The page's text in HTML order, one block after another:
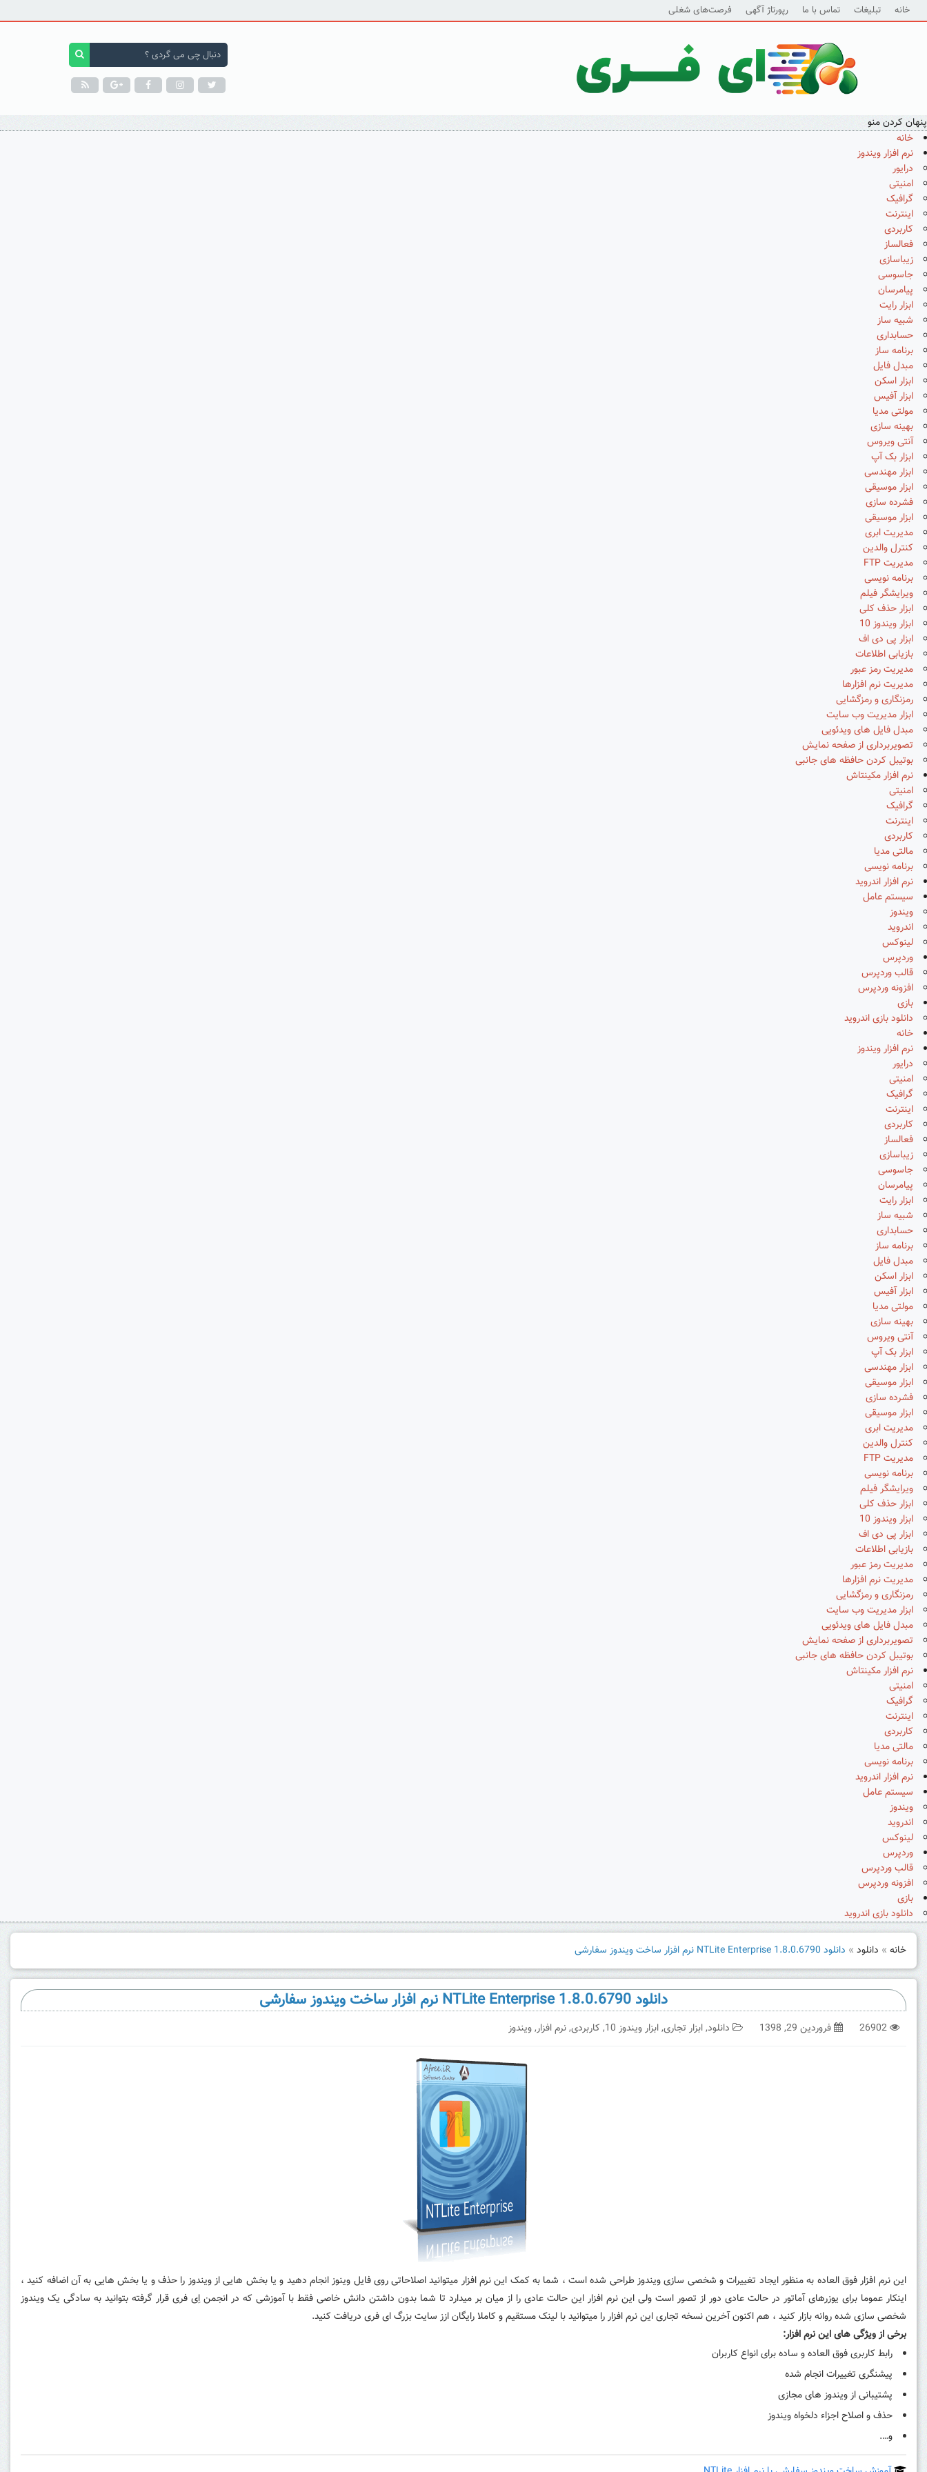
خانه تبلیغات تماس با ما رپورتاژ آگهی فرصت‌های شغلی
پنهان کردن منو
خانه
نرم افزار ویندوز
درایور
امنیتی
گرافیک
اینترنت
کاربردی
فعالساز
زیباسازی
جاسوسی
پیامرسان
ابزار رایت
شبیه ساز
حسابداری
برنامه ساز
مبدل فایل
ابزار اسکن
ابزار آفیس
مولتی مدیا
بهینه سازی
آنتی ویروس
ابزار بک آپ
ابزار مهندسی
ابزار موسیقی
فشرده سازی
ابزار موسیقی
مدیریت ابری
کنترل والدین
مدیریت FTP
برنامه نویسی
ویرایشگر فیلم
ابزار حذف کلی
ابزار ویندوز 10
ابزار پی دی اف
بازیابی اطلاعات
مدیریت رمز عبور
مدیریت نرم افزارها
رمزنگاری و رمزگشایی
ابزار مدیریت وب سایت
مبدل فایل های ویدئویی
تصویربرداری از صفحه نمایش
بوتیبل کردن حافظه های جانبی
نرم افزار مکینتاش
امنیتی
گرافیک
اینترنت
کاربردی
مالتی مدیا
برنامه نویسی
نرم افزار اندروید
سیستم عامل
ویندوز
اندروید
لینوکس
وردپرس
قالب وردپرس
افزونه وردپرس
بازی
دانلود بازی اندروید
خانه
نرم افزار ویندوز
درایور
امنیتی
گرافیک
اینترنت
کاربردی
فعالساز
زیباسازی
جاسوسی
پیامرسان
ابزار رایت
شبیه ساز
حسابداری
برنامه ساز
مبدل فایل
ابزار اسکن
ابزار آفیس
مولتی مدیا
بهینه سازی
آنتی ویروس
ابزار بک آپ
ابزار مهندسی
ابزار موسیقی
فشرده سازی
ابزار موسیقی
مدیریت ابری
کنترل والدین
مدیریت FTP
برنامه نویسی
ویرایشگر فیلم
ابزار حذف کلی
ابزار ویندوز 10
ابزار پی دی اف
بازیابی اطلاعات
مدیریت رمز عبور
مدیریت نرم افزارها
رمزنگاری و رمزگشایی
ابزار مدیریت وب سایت
مبدل فایل های ویدئویی
تصویربرداری از صفحه نمایش
بوتیبل کردن حافظه های جانبی
نرم افزار مکینتاش
امنیتی
گرافیک
اینترنت
کاربردی
مالتی مدیا
برنامه نویسی
نرم افزار اندروید
سیستم عامل
ویندوز
اندروید
لینوکس
وردپرس
قالب وردپرس
افزونه وردپرس
بازی
دانلود بازی اندروید
خانه » دانلود » دانلود NTLite Enterprise 1.8.0.6790 نرم افزار ساخت ویندوز سفارشی
دانلود NTLite Enterprise 1.8.0.6790 نرم افزار ساخت ویندوز سفارشی
26902 فروردین 29, 1398 دانلود,ابزار تجاری,ابزار ویندوز 10 , کاربردی,نرم افزار,ویندوز
این نرم افزار فوق العاده به منظور ایجاد تغییرات و شخصی سازی ویندوز طراحی شده است ، شما به کمک این نرم افزار میتوانید اصلاحاتی روی فایل وینوز انجام دهید و یا بخش هایی از ویندوز را حذف و یا بخش هایی به آن اضافه کنید ،
اینکار عموما برای یوزرهای آماتور در حالت عادی دور از تصور است ولی این نرم افزار این حالت عادی را از میان بر میدارد تا شما بدون داشتن دانش خاصی فقط با آموزشی که در انجمن اِی فری قرار گرفته بتوانید به سادگی یک ویندوز
شخصی سازی شده روانه بازار کنید ، هم اکنون آخرین نسخه تجاری این نرم افزار را میتوانید با لینک مستقیم و کاملا رایگان ازز سایت بزرگ ای فری دریافت کنید.
برخی از ویژگی های این نرم افزار:
رابط کاربری فوق العاده و ساده برای انواع کاربران
پیشنگری تغییرات انجام شده
پشتیبانی از ویندوز های مجازی
حذف و اصلاح اجزاء دلخواه ویندوز
و….